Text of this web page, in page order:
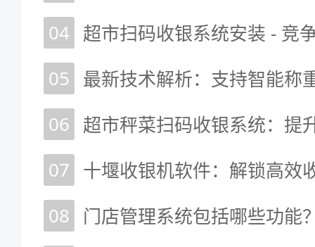
04 超市扫码收银系统安装 - 竞
05
06
07
08